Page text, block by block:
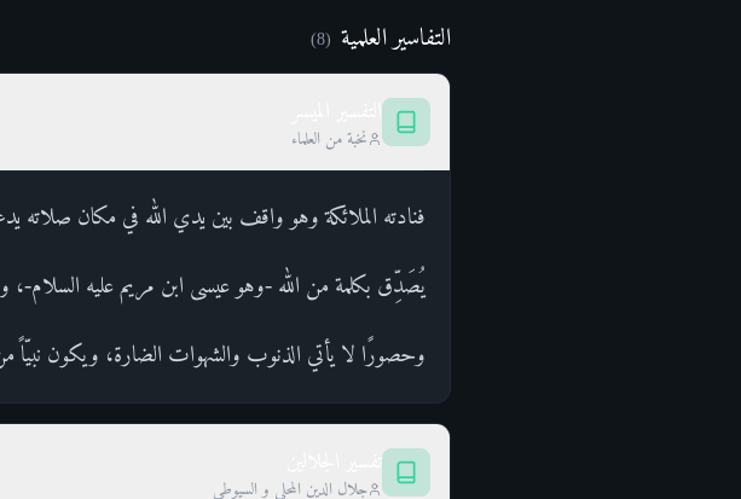
التفاسير العلمية (
8
)
نخبة من العلماء
فنادته الملائكة وهو واقف بين يدي الله في مكان صلاته
يُصَدِّق بكلمة من الله -وهو عيسى ابن مريم عليه السلام-،
وحصورًا لا يأتي الذنوب والشهوات الضارة، ويكون نبيّاً
جلال الدين المحلي و السيوطي